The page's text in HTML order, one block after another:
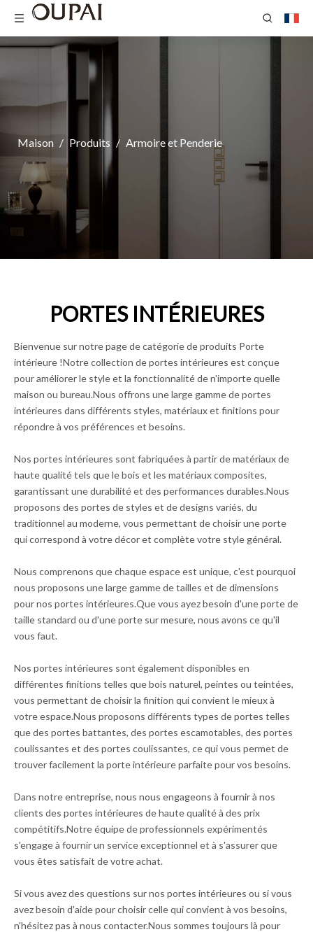
Maison / Produits / Armoire et Penderie
PORTES INTÉRIEURES
Bienvenue sur notre page de catégorie de produits Porte
intérieure !Notre collection de portes intérieures est conçue
pour améliorer le style et la fonctionnalité de n'importe quelle
maison ou bureau.Nous offrons une large gamme de portes
intérieures dans différents styles, matériaux et finitions pour
répondre à vos préférences et besoins.
Nos portes intérieures sont fabriquées à partir de matériaux de
haute qualité tels que le bois et les matériaux composites,
garantissant une durabilité et des performances durables.Nous
proposons des portes de styles et de designs variés, du
traditionnel au moderne, vous permettant de choisir une porte
qui correspond à votre décor et complète votre style général.
Nous comprenons que chaque espace est unique, c'est pourquoi
nous proposons une large gamme de tailles et de dimensions
pour nos portes intérieures.Que vous ayez besoin d'une porte de
taille standard ou d'une porte sur mesure, nous avons ce qu'il
vous faut.
Nos portes intérieures sont également disponibles en
différentes finitions telles que bois naturel, peintes ou teintées,
vous permettant de choisir la finition qui convient le mieux à
votre espace.Nous proposons différents types de portes telles
que des portes battantes, des portes escamotables, des portes
coulissantes et des portes coulissantes, ce qui vous permet de
trouver facilement la porte intérieure parfaite pour vos besoins.
Dans notre entreprise, nous nous engageons à fournir à nos
clients des portes intérieures de haute qualité à des prix
compétitifs.Notre équipe de professionnels expérimentés
s'engage à fournir un service exceptionnel et à s'assurer que
vous êtes satisfait de votre achat.
Si vous avez des questions sur nos portes intérieures ou si vous
avez besoin d'aide pour choisir celle qui convient à vos besoins,
n'hésitez pas à nous contacter.Nous sommes toujours là pour